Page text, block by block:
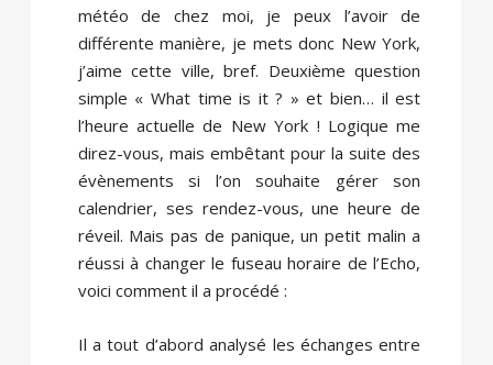
météo de chez moi, je peux l’avoir de
différente manière, je mets donc New York,
j’aime cette ville, bref. Deuxième question
simple « What time is it ? » et bien… il est
l’heure actuelle de New York ! Logique me
direz-vous, mais embêtant pour la suite des
évènements si l’on souhaite gérer son
calendrier, ses rendez-vous, une heure de
réveil. Mais pas de panique, un petit malin a
réussi à changer le fuseau horaire de l’Echo,
voici comment il a procédé :
Il a tout d’abord analysé les échanges entre